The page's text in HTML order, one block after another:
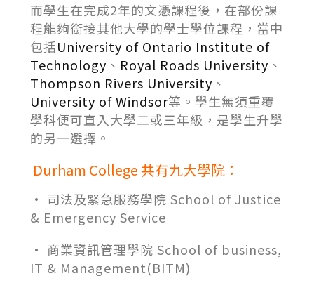
而學生在完成2年的文憑課程後，在部份課
程能夠銜接其他大學的學士學位課程，當中
包括University of Ontario Institute of
Technology 、 Royal Roads University 、
Thompson Rivers University 、
University of Windsor等。學生無須重覆
學科便可直入大學二或三年級，是學生升學
的另一選擇。
Durham College共有九大學院：
• 司法及緊急服務學院 School of Justice
& Emergency Service
• 商業資訊管理學院 School of business,
IT & Management(BITM)